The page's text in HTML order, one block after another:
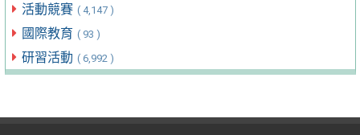
活動競賽 ( 4,147 )
國際教育 ( 93 )
研習活動 ( 6,992 )